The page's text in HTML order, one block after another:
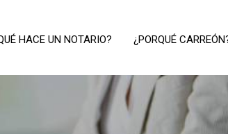
HACE UN NOTARIO? ¿PORQUÉ